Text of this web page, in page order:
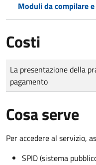
Moduli da compilare
Costi
Tipo di pagamento
Importo
La presentazione della
pagamento
Cosa serve
Per accedere al servizio,
SPID (sistema